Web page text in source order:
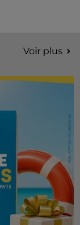
Voir plus